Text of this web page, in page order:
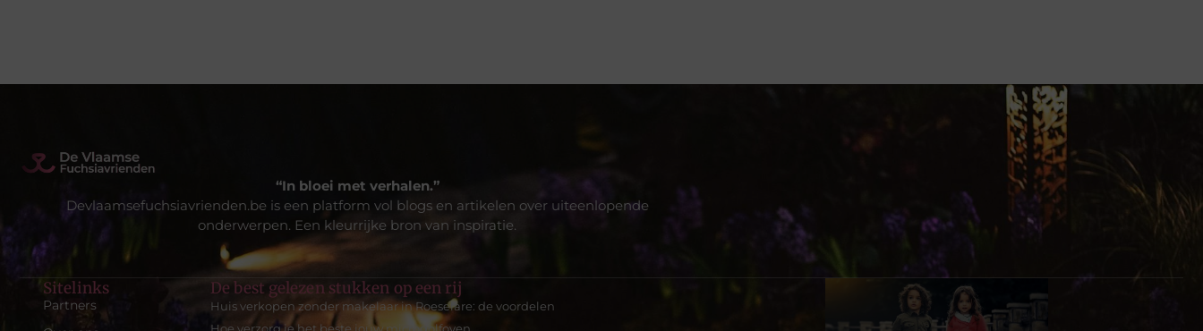
“In bloei met verhalen.”
Devlaamsefuchsiavrienden.be is een platform vol blogs en artikelen over uiteenlopende
onderwerpen. Een kleurrijke bron van inspiratie.
Sitelinks
Partners
De best gelezen stukken op een rij
Huis verkopen zonder makelaar in Roeselare: de voordelen
Hoe verzorg je het beste jouw microgolfoven